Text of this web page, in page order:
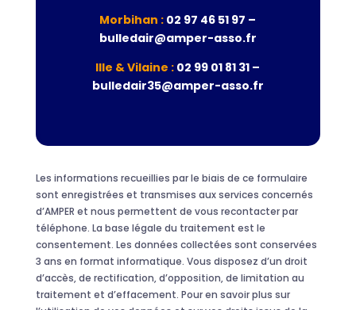
Morbihan : 02 97 46 51 97 –
bulledair@amper-asso.fr
Ille & Vilaine : 02 99 01 81 31 –
bulledair35@amper-asso.fr
Les informations recueillies par le biais de ce formulaire
sont enregistrées et transmises aux services concernés
d’AMPER et nous permettent de vous recontacter par
téléphone. La base légale du traitement est le
consentement. Les données collectées sont conservées
3 ans en format informatique. Vous disposez d’un droit
d’accès, de rectification, d’opposition, de limitation au
traitement et d’effacement. Pour en savoir plus sur